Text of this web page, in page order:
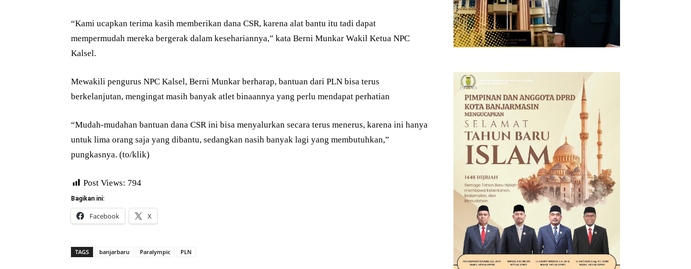
“Kami ucapkan terima kasih memberikan dana CSR, karena alat bantu itu tadi dapat
mempermudah mereka bergerak dalam kesehariannya,” kata Berni Munkar Wakil Ketua NPC
Kalsel.
Mewakili pengurus NPC Kalsel, Berni Munkar berharap, bantuan dari PLN bisa terus
berkelanjutan, mengingat masih banyak atlet binaannya yang perlu mendapat perhatian
“Mudah-mudahan bantuan dana CSR ini bisa menyalurkan secara terus menerus, karena ini hanya
untuk lima orang saja yang dibantu, sedangkan nasih banyak lagi yang membutuhkan,”
pungkasnya. (to/klik)
Post Views: 794
Bagikan ini:
Facebook X
TAGS banjarbaru Paralympic PLN